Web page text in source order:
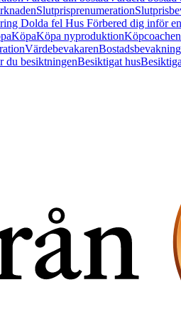
Slutprisprenumeration
Dolda fel Hus Förbered dig inför
KöpaKöpa nyproduktionKöpcoachen
VärdebevakarenBostadsbevakning
du besiktningenBesiktigat hus